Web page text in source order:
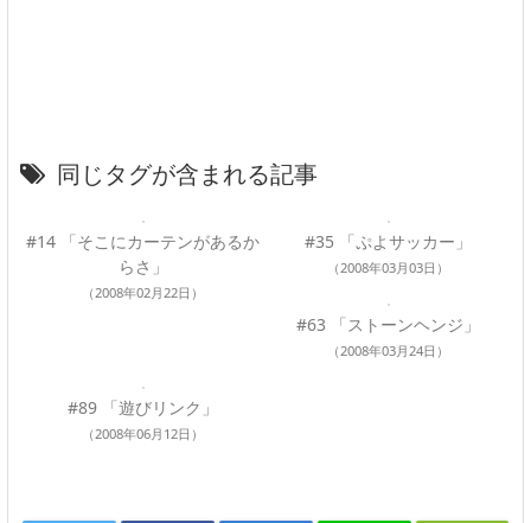
同じタグが含まれる記事
#14 「そこにカーテンがあるか
らさ」
（2008年02月22日）
#35 「ぷよサッカー」
（2008年03月03日）
#63 「ストーンヘンジ」
（2008年03月24日）
#89 「遊びリンク」
（2008年06月12日）